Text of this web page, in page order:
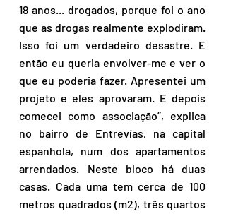
18 anos... drogados, porque foi o ano
que as drogas realmente explodiram.
Isso foi um verdadeiro desastre. E
então eu queria envolver-me e ver o
que eu poderia fazer. Apresentei um
projeto e eles aprovaram. E depois
comecei como associação”, explica
no bairro de Entrevías, na capital
espanhola, num dos apartamentos
arrendados. Neste bloco há duas
casas. Cada uma tem cerca de 100
metros quadrados (m2), três quartos